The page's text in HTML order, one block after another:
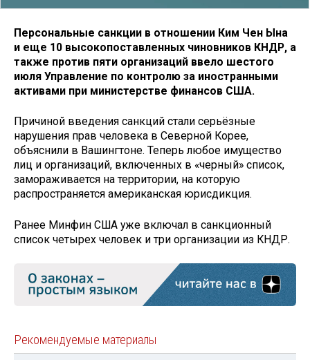
Персональные санкции в отношении Ким Чен Ына
и еще 10 высокопоставленных чиновников КНДР, а
также против пяти организаций ввело шестого
июля Управление по контролю за иностранными
активами при министерстве финансов США.
Причиной введения санкций стали серьёзные
нарушения прав человека в Северной Корее,
объяснили в Вашингтоне. Теперь любое имущество
лиц и организаций, включенных в «черный» список,
замораживается на территории, на которую
распространяется американская юрисдикция.
Ранее Минфин США уже включал в санкционный
список четырех человек и три организации из КНДР.
Рекомендуемые материалы